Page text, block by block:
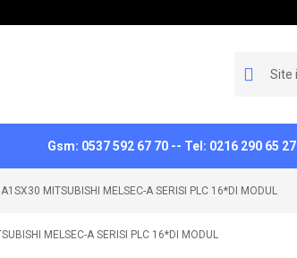
Gsm: 0537 592 67 70 -- Tel: 0216 290 65 27
A1SX30 MITSUBISHI MELSEC-A SERISI PLC 16*DI MODUL